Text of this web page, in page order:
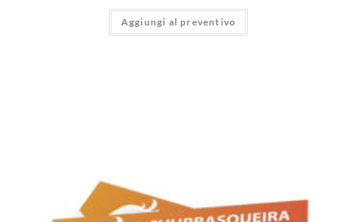
Aggiungi al preventivo